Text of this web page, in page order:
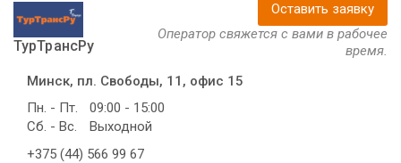
ТурТрансРу
Оставить заявку
Оператор свяжется с вами в рабочее
время.
Минск, пл. Свободы, 11, офис 15
Пн. - Пт.
09:00 - 15:00
Сб. - Вс.
Выходной
+375 (44) 566 99 67